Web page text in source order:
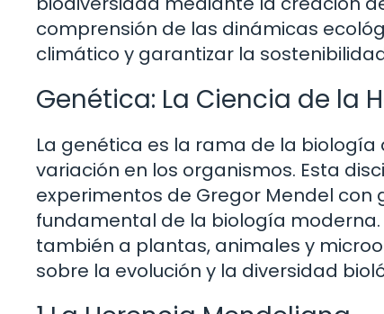
comprensión de las dinámicas
climático y garantizar la
Genética: La Ciencia de la
La genética es la rama de la
variación en los organismos. Esta
experimentos de Gregor Mendel con
fundamental de la biología moderna.
también a plantas, animales y
sobre la evolución y la diversidad